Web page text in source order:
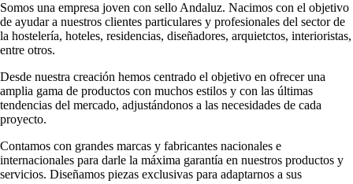
Somos una empresa joven con sello Andaluz. Nacimos con el objetivo
de ayudar a nuestros clientes particulares y profesionales del sector de
la hostelería, hoteles, residencias, diseñadores, arquietctos, interioristas,
entre otros.
Desde nuestra creación hemos centrado el objetivo en ofrecer una
amplia gama de productos con muchos estilos y con las últimas
tendencias del mercado, adjustándonos a las necesidades de cada
proyecto.
Contamos con grandes marcas y fabricantes nacionales e
internacionales para darle la máxima garantía en nuestros productos y
servicios. Diseñamos piezas exclusivas para adaptarnos a sus